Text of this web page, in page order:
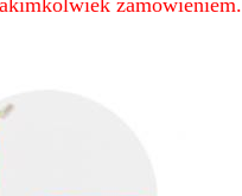
zamówieniem.